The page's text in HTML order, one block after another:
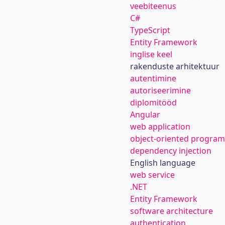
veebiteenus
C#
TypeScript
Entity Framework
inglise keel
rakenduste arhitektuur
autentimine
autoriseerimine
diplomitööd
Angular
web application
object-oriented
dependency injection
English language
web service
.NET
Entity Framework
software architecture